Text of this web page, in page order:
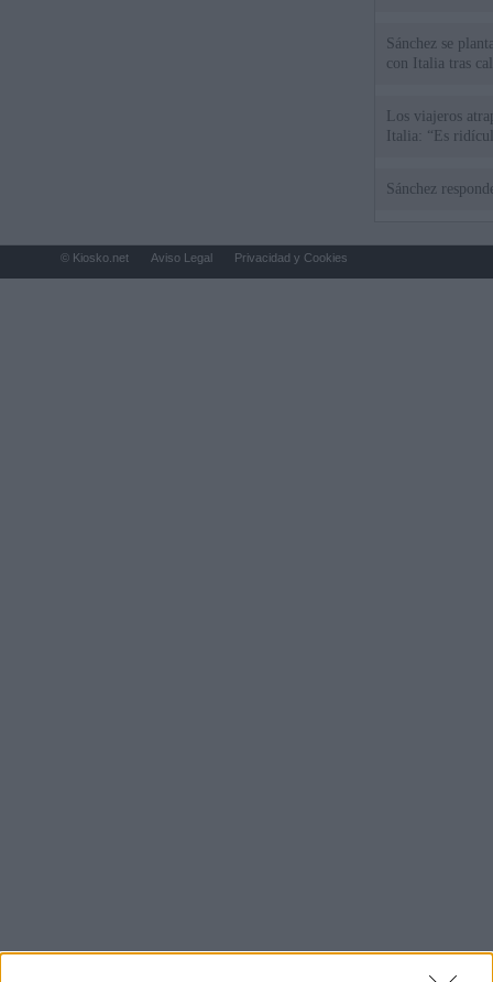
Sánchez se
con Italia tras
Los viajeros
Italia: “Es
Sánchez
© Kiosko.net Aviso Legal Privacidad y Cookies